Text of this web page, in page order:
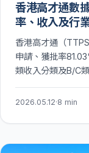
香港高才通數
率、收入及行
香港高才通（
申請、獲批率
類收入分類及B/C
2026.05.12·8 min